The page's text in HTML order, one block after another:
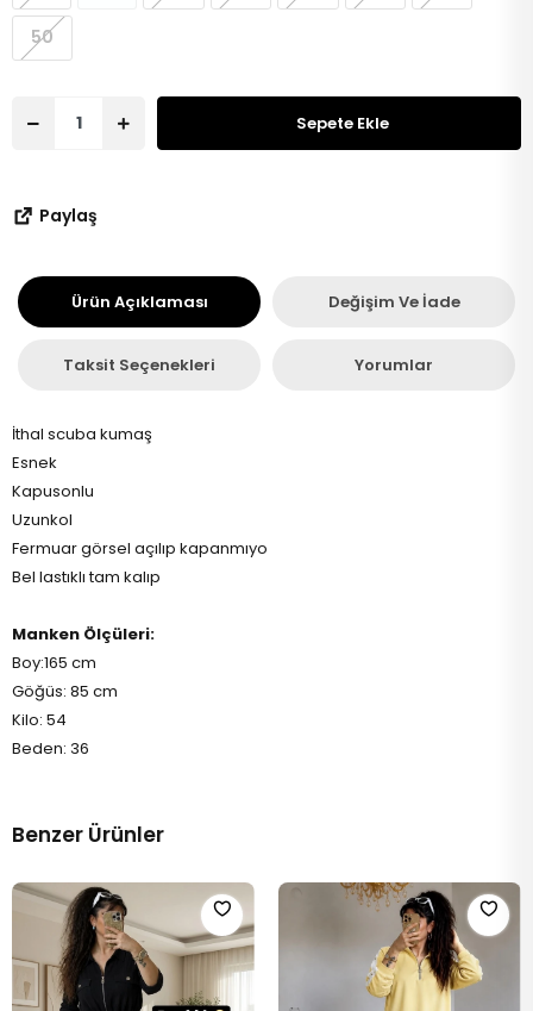
50
Sepete Ekle
Paylaş
Ürün Açıklaması Değişim Ve İade
Taksit Seçenekleri Yorumlar
İthal scuba kumaş
Esnek
Kapusonlu
Uzunkol
Fermuar görsel açılıp kapanmıyo
Bel lastıklı tam kalıp
Manken Ölçüleri:
Boy:165 cm
Göğüs: 85 cm
Kilo: 54
Beden: 36
Benzer Ürünler